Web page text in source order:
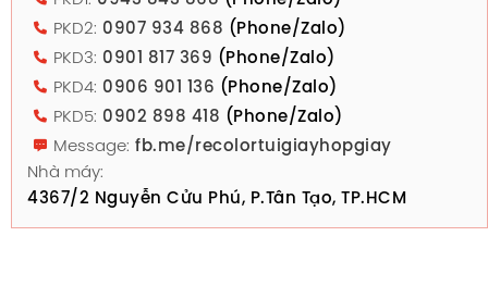
PKD2: 0907 934 868 (Phone/Zalo)
PKD3: 0901 817 369 (Phone/Zalo)
PKD4: 0906 901 136 (Phone/Zalo)
PKD5: 0902 898 418 (Phone/Zalo)
Message: fb.me/recolortuigiayhopgiay
Nhà máy:
4367/2 Nguyễn Cửu Phú, P.Tân Tạo, TP.HCM